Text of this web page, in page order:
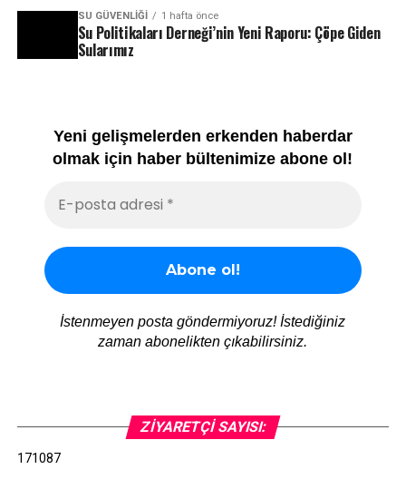
SU GÜVENLIĞI 1 hafta önce
Su Politikaları Derneği’nin Yeni Raporu: Çöpe Giden
Sularımız
Yeni gelişmelerden erkenden haberdar
olmak için haber bültenimize abone ol!
İstenmeyen posta göndermiyoruz! İstediğiniz
zaman abonelikten çıkabilirsiniz.
ZIYARETÇI SAYISI:
171087